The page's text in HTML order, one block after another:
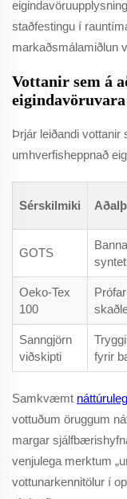
staðfestingu í
markaðsmálamiðlun
Vottanir sem á
eigindavöruvara
Þrjár leiðandi vottanir
umhverfisheppnað
Sérskilmiki
GOTS
Oeko-Tex
100
Sanngjörn
viðskipti
fyrir
Samkvæmt
vottuðum öruggum
margar
venjulega merktum
vottunarkennitölur í